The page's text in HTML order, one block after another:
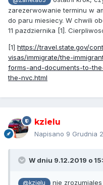
zarezerwowanie terminu w
do paru miesiecy. W chwili
11 pazdziernika [1].
[1] https://travel.state.gov/
visas/immigrate/the-
forms-and-documents-to-
the-nvc.html
kzielu
Napisano 9 Grudnia
W dniu 9.12.2019 o
@kzielu
nie zrozumiales